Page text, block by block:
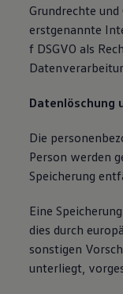
Grundrechte
erstgenannte
f DSGVO als
Datenlöschung
Die
Person werden
Speicherung
Eine
dies durch
sonstigen
unterliegt,